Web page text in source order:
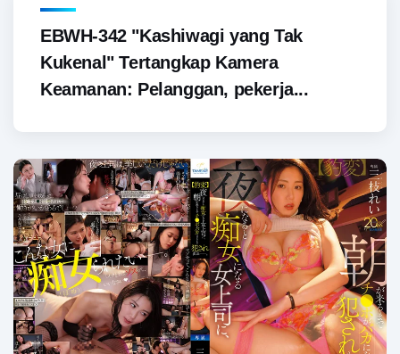
EBWH-342 "Kashiwagi yang Tak
Kukenal" Tertangkap Kamera
Keamanan: Pelanggan, pekerja...